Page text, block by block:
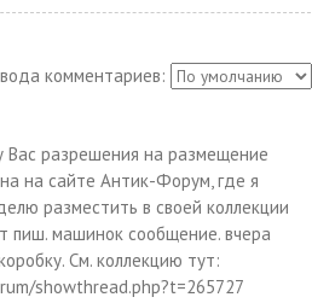
комментариев:
разрешения на размещение
на сайте Антик-Форум, где я
разместить в своей коллекции
пиш. машинок сообщение. вчера
См. коллекцию тут:
showthread.php?t=265727